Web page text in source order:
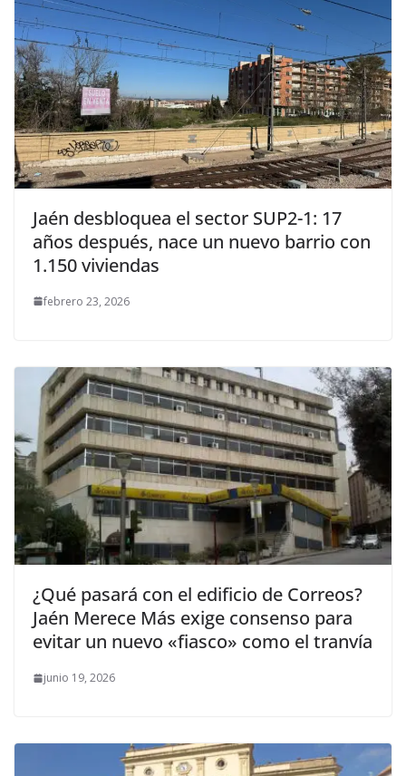
Jaén desbloquea el sector SUP2-1: 17
años después, nace un nuevo barrio con
1.150 viviendas
febrero 23, 2026
¿Qué pasará con el edificio de Correos?
Jaén Merece Más exige consenso para
evitar un nuevo «fiasco» como el tranvía
junio 19, 2026